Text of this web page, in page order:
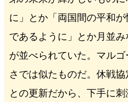
に」とか「両国間の平和
であるように」とか月並
が並べられていた。マル
さでは似たものだ。休戦
との更新だから、下手に